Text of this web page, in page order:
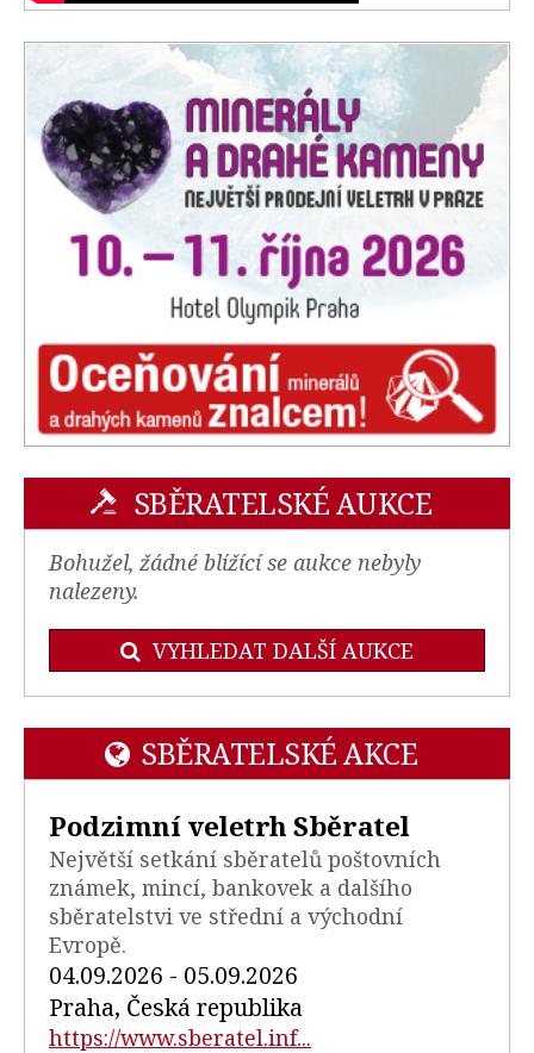
SBĚRATELSKÉ AUKCE
Bohužel, žádné blížící se aukce nebyly
nalezeny.
VYHLEDAT DALŠÍ AUKCE
SBĚRATELSKÉ AKCE
Podzimní veletrh Sběratel
Největší setkání sběratelů poštovních
známek, mincí, bankovek a dalšího
sběratelstvi ve střední a východní
Evropě.
04.09.2026 - 05.09.2026
Praha, Česká republika
https://www.sberatel.inf...